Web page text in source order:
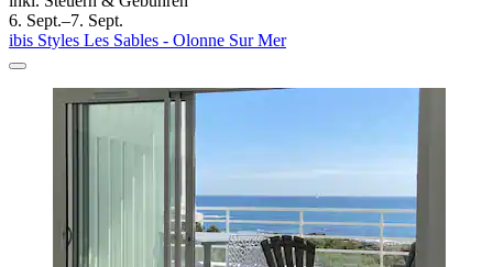
6. Sept.–7. Sept.
ibis Styles Les Sables - Olonne Sur Mer